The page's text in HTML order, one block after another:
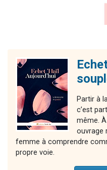
Partir à
c’est
même.
ouvrage
femme à comprendre
propre voie.